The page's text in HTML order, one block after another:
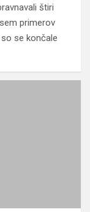
štiri
primerov
se končale